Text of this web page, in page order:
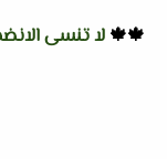
🍁🍁 لا تنسى